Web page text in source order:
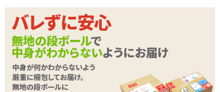
柔らかくよく伸びるのでさまざまなサイズの方にオスス
メ♪
<メーカーコメント>
まったり優しく包み込む 柔らか素材のイノセントタッチ
●いたずらな天使たちのように、くりくり触れ合う3連突起